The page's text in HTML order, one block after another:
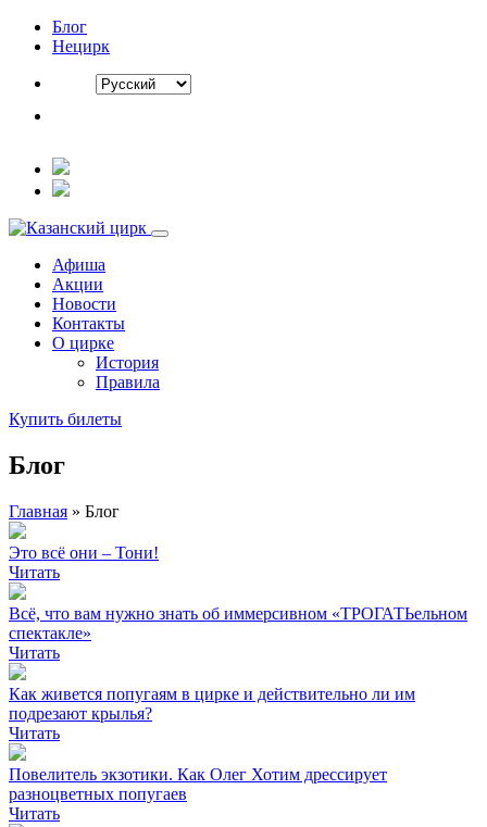
Блог
Нецирк
Афиша
Акции
Новости
Контакты
О цирке
История
Правила
Купить билеты
Блог
Главная » Блог
Это всё они – Тони!
Читать
Всё, что вам нужно знать об иммерсивном «ТРОГАТЬельном
спектакле»
Читать
Как живется попугаям в цирке и действительно ли им
подрезают крылья?
Читать
Повелитель экзотики. Как Олег Хотим дрессирует
разноцветных попугаев
Читать